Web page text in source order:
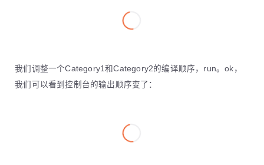
我们调整一个Category1和Category2的编译顺序，run。ok，
我们可以看到控制台的输出顺序变了：